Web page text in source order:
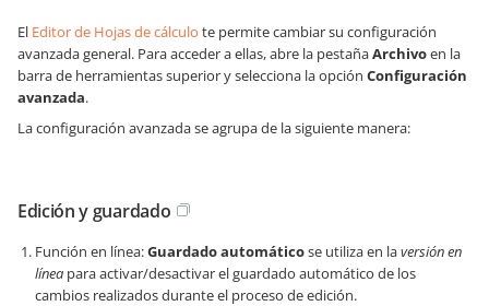
El Editor de Hojas de cálculo te permite cambiar su configuración
avanzada general. Para acceder a ellas, abre la pestañaArchivoen la
barra de herramientas superior y selecciona la opción Configuración
avanzada.
La configuración avanzada se agrupa de la siguiente manera:
Edición y guardado
Función en línea:Guardado automáticose utiliza en laversión en
línea para activar/desactivar el guardado automático de los
cambios realizados durante el proceso de edición.